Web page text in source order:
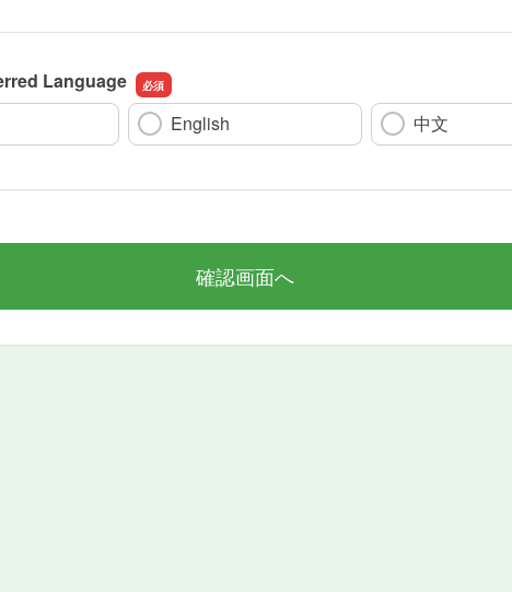
Language
English
中文